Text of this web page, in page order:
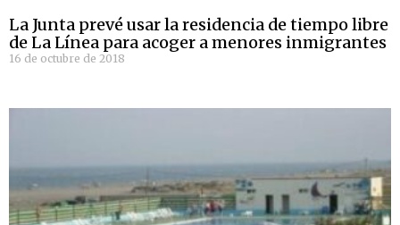
La Junta prevé usar la residencia de tiempo libre
de La Línea para acoger a menores inmigrantes
16 de octubre de 2018